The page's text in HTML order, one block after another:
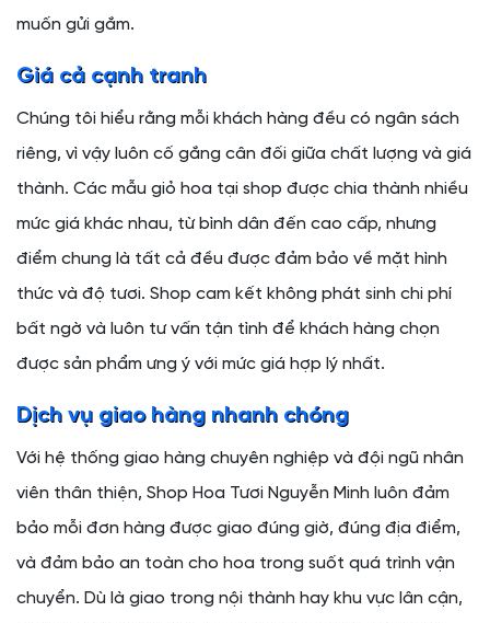
muốn gửi gắm.
Giá cả cạnh tranh
Chúng tôi hiểu rằng mỗi khách hàng đều có ngân sách
riêng, vì vậy luôn cố gắng cân đối giữa chất lượng và giá
thành. Các mẫu giỏ hoa tại shop được chia thành nhiều
mức giá khác nhau, từ bình dân đến cao cấp, nhưng
điểm chung là tất cả đều được đảm bảo về mặt hình
thức và độ tươi. Shop cam kết không phát sinh chi phí
bất ngờ và luôn tư vấn tận tình để khách hàng chọn
được sản phẩm ưng ý với mức giá hợp lý nhất.
Dịch vụ giao hàng nhanh chóng
Với hệ thống giao hàng chuyên nghiệp và đội ngũ nhân
viên thân thiện, Shop Hoa Tươi Nguyễn Minh luôn đảm
bảo mỗi đơn hàng được giao đúng giờ, đúng địa điểm,
và đảm bảo an toàn cho hoa trong suốt quá trình vận
chuyển. Dù là giao trong nội thành hay khu vực lân cận,